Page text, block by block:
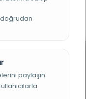
9-21 yapraklar
anlatan bir risale var."
paylaşın.